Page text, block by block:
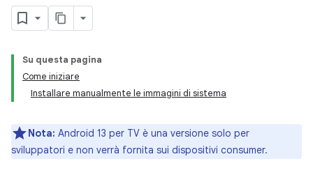
Su questa pagina
Come iniziare
Installare manualmente le immagini di sistema
Nota: Android 13 per TV è una versione solo per
sviluppatori e non verrà fornita sui dispositivi consumer.